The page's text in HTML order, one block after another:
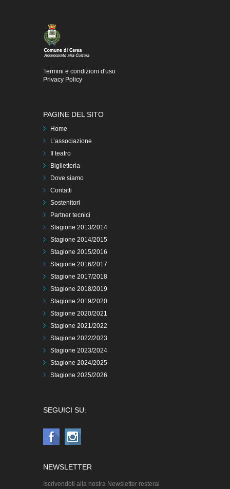
Termini e condizioni d'uso
Privacy Policy
PAGINE DEL SITO
Home
L’associazione
Il teatro
Biglietteria
Dove siamo
Contatti
Sostenitori
Partner tecnici
Stagione 2013/2014
Stagione 2014/2015
Stagione 2015/2016
Stagione 2016/2017
Stagione 2017/2018
Stagione 2018/2019
Stagione 2019/2020
Stagione 2020/2021
Stagione 2021/2022
Stagione 2022/2023
Stagione 2023/2024
Stagione 2024/2025
Stagione 2025/2026
SEGUICI SU:
NEWSLETTER
Iscrivendoti alla nostra Newsletter resterai